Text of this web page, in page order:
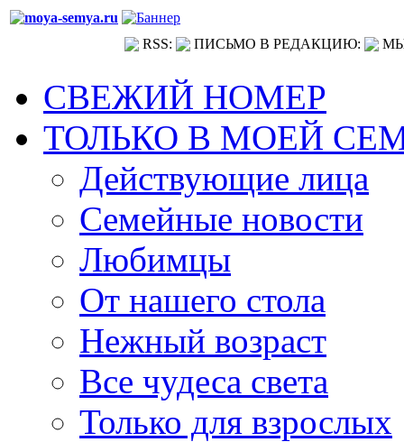
RSS: ПИСЬМО В РЕДАКЦИЮ:
СВЕЖИЙ НОМЕР
ТОЛЬКО В МОЕЙ
Действующие лица
Семейные новости
Любимцы
От нашего стола
Нежный возраст
Все чудеса света
Только для взрослых